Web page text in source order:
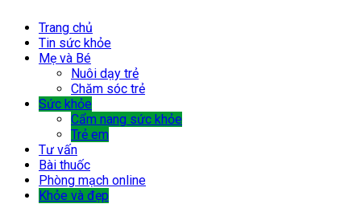
Trang chủ
Tin sức khỏe
Mẹ và Bé
Nuôi dạy trẻ
Chăm sóc trẻ
Sức khỏe
Cẩm nang sức khỏe
Trẻ em
Tư vấn
Bài thuốc
Phòng mạch online
Khỏe và đẹp